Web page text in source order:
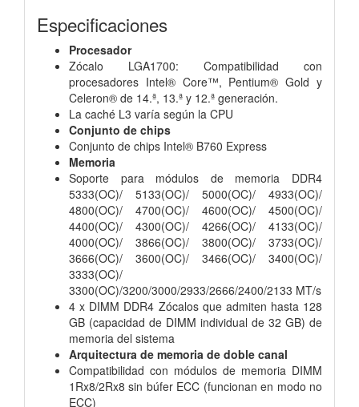
Especificaciones
Procesador
Zócalo LGA1700: Compatibilidad con
procesadores Intel® Core™, Pentium® Gold y
Celeron® de 14.ª, 13.ª y 12.ª generación.
La caché L3 varía según la CPU
Conjunto de chips
Conjunto de chips Intel® B760 Express
Memoria
Soporte para módulos de memoria DDR4
5333(OC)/ 5133(OC)/ 5000(OC)/ 4933(OC)/
4800(OC)/ 4700(OC)/ 4600(OC)/ 4500(OC)/
4400(OC)/ 4300(OC)/ 4266(OC)/ 4133(OC)/
4000(OC)/ 3866(OC)/ 3800(OC)/ 3733(OC)/
3666(OC)/ 3600(OC)/ 3466(OC)/ 3400(OC)/
3333(OC)/
3300(OC)/3200/3000/2933/2666/2400/2133 MT/s
4 x DIMM DDR4 Zócalos que admiten hasta 128
GB (capacidad de DIMM individual de 32 GB) de
memoria del sistema
Arquitectura de memoria de doble canal
Compatibilidad con módulos de memoria DIMM
1Rx8/2Rx8 sin búfer ECC (funcionan en modo no
ECC)